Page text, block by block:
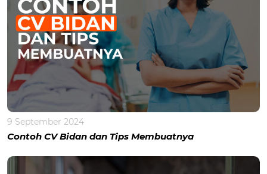
9 September 2024
Contoh CV Bidan dan Tips Membuatnya